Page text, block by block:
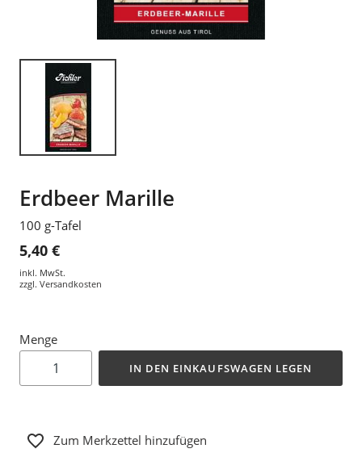
Erdbeer Marille
100 g-Tafel
5,40 €
inkl. MwSt.
zzgl. Versandkosten
Menge
IN DEN EINKAUFSWAGEN LEGEN
Zum Merkzettel hinzufügen